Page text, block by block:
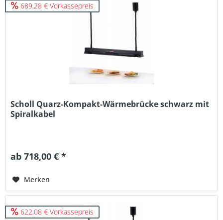
689,28 € Vorkassepreis
Scholl Quarz-Kompakt-Wärmebrücke schwarz mit
Spiralkabel
ab 718,00 € *
Merken
622,08 € Vorkassepreis